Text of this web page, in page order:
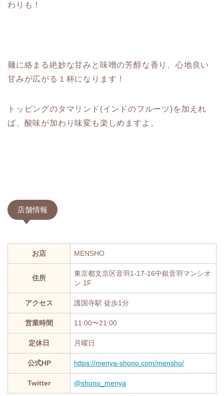
わりも！
麺に絡まる絶妙な甘みと味噌の芳醇な香り、心地良い
甘みが広がる１杯になります！
トッピングのタマリンド(インドのフルーツ)を加えれ
ば、酸味が加わり味変も楽しめますよ。
店舗情報
お店 MENSHO
住所
東京都文京区音羽1-17-16中銀音羽マンシオ
ン 1F
アクセス 護国寺駅 徒歩1分
営業時間 11:00〜21:00
定休日 月曜日
公式HP https://menya-shono.com/mensho/
Twitter @shono_menya